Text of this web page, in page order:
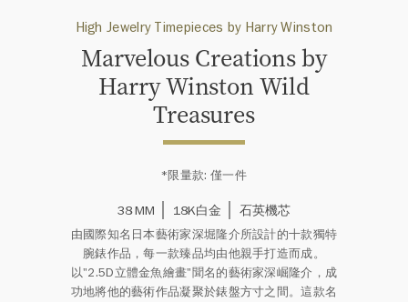
High Jewelry Timepieces by Harry Winston
Marvelous Creations by
Harry Winston Wild
Treasures
*限量款: 僅一件
38 MM 18K白金 石英機芯
由國際知名日本藝術家深堀隆介所設計的十款獨特
腕錶作品，每一款臻品均由他親手打造而成。
以"2.5D立體金魚繪畫"聞名的藝術家深崛隆介，成
功地將他的藝術作品凝聚於錶盤方寸之間。這款名